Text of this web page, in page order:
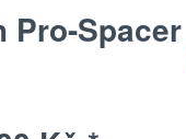
Pro-Spacer